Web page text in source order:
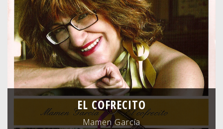
EL COFRECITO
Mamen García